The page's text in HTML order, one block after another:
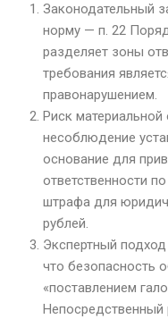
Законодательный
норму — п. 22
разделяет зоны
требования
правонарушением.
Риск материальной
несоблюдение
основание для
ответственности
штрафа для
рублей.
Экспертный
что безопасность
«поставлением
Непосредственный